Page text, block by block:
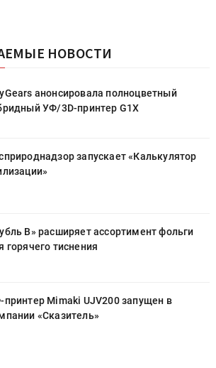
НОВОСТИ
анонсировала полноцветный
УФ/3D-принтер G1X
запускает «Калькулятор
В» расширяет ассортимент фольги
горячего тиснения
Mimaki UJV200 запущен в
«Сказитель»